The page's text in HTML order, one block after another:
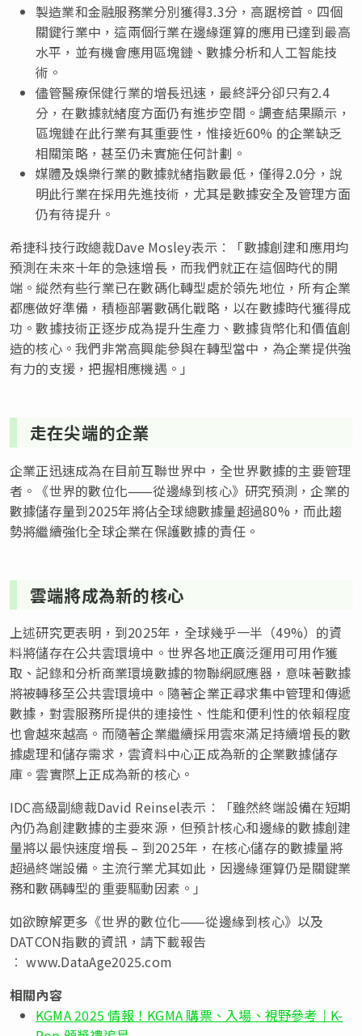
製造業和金融服務業分別獲得3.3分，高踞榜首。四個
關鍵行業中，這兩個行業在邊緣運算的應用已達到最高
水平，並有機會應用區塊鏈、數據分析和人工智能技
術。
儘管醫療保健行業的增長迅速，最終評分卻只有2.4
分，在數據就緒度方面仍有進步空間。調查結果顯示，
區塊鏈在此行業有其重要性，惟接近60% 的企業缺乏
相關策略，甚至仍未實施任何計劃。
媒體及娛樂行業的數據就緒指數最低，僅得2.0分，說
明此行業在採用先進技術，尤其是數據安全及管理方面
仍有待提升。
希捷科技行政總裁Dave Mosley表示︰「數據創建和應用均
預測在未來十年的急速增長，而我們就正在這個時代的開
端。縱然有些行業已在數碼化轉型處於領先地位，所有企業
都應做好準備，積極部署數碼化戰略，以在數據時代獲得成
功。數據技術正逐步成為提升生產力、數據貨幣化和價值創
造的核心。我們非常高興能參與在轉型當中，為企業提供強
有力的支援，把握相應機遇。」
走在尖端的企業
企業正迅速成為在目前互聯世界中，全世界數據的主要管理
者。《世界的數位化⸺從邊緣到核心》研究預測，企業的
數據儲存量到2025年將佔全球總數據量超過80%，而此趨
勢將繼續強化全球企業在保護數據的責任。
雲端將成為新的核心
上述研究更表明，到2025年，全球幾乎一半（49%）的資
料將儲存在公共雲環境中。世界各地正廣泛運用可用作獲
取、記錄和分析商業環境數據的物聯網感應器，意味著數據
將被轉移至公共雲環境中。隨著企業正尋求集中管理和傳遞
數據，對雲服務所提供的連接性、性能和便利性的依賴程度
也會越來越高。而隨著企業繼續採用雲來滿足持續增長的數
據處理和儲存需求，雲資料中心正成為新的企業數據儲存
庫。雲實際上正成為新的核心。
IDC高級副總裁David Reinsel表示︰「雖然終端設備在短期
內仍為創建數據的主要來源，但預計核心和邊緣的數據創建
量將以最快速度增長 – 到2025年，在核心儲存的數據量將
超過終端設備。主流行業尤其如此，因邊緣運算仍是關鍵業
務和數碼轉型的重要驅動因素。」
如欲瞭解更多《世界的數位化⸺從邊緣到核心》以及
DATCON指數的資訊，請下載報告
︰ www.DataAge2025.com
相關內容
KGMA 2025 情報！KGMA 購票、入場、視野參考｜K-